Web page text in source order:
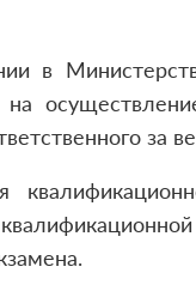
в
за